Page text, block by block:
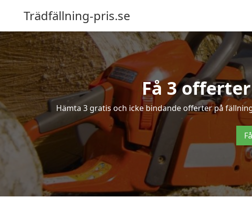
Trädfällning-pris.se
Få 3
Hämta 3 gratis och icke bindande offerter på